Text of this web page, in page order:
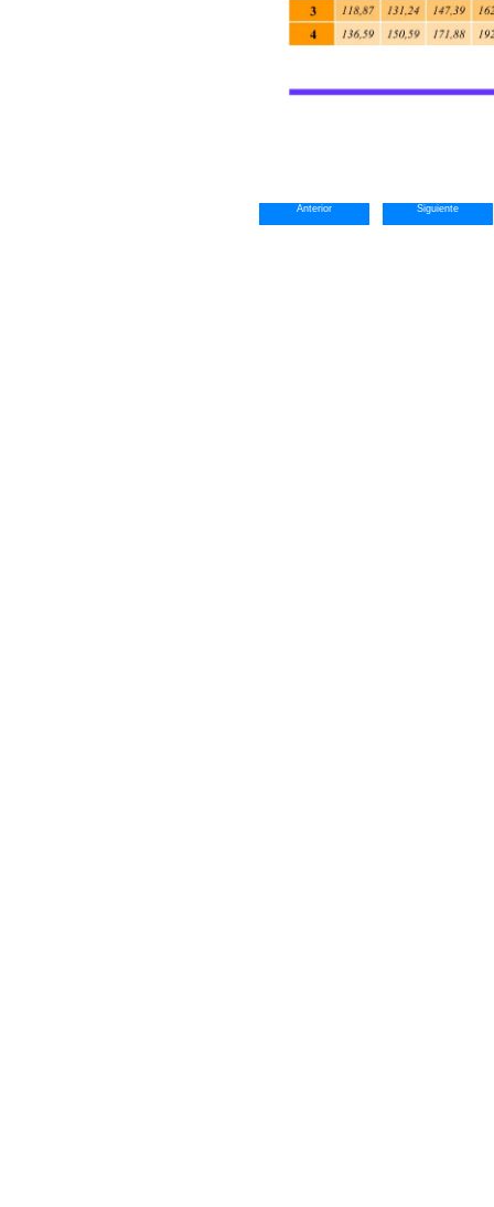
Anterior Siguiente